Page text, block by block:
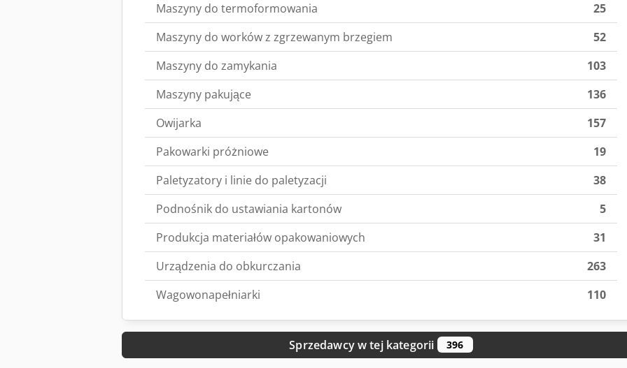
Maszyny do termoformowania
25
Maszyny do worków z zgrzewanym brzegiem
52
Maszyny do zamykania
103
Maszyny pakujące
136
Owijarka
157
Pakowarki próżniowe
19
Paletyzatory i linie do paletyzacji
38
Podnośnik do ustawiania kartonów
5
Produkcja materiałów opakowaniowych
31
Urządzenia do obkurczania
263
Wagowonapełniarki
110
Sprzedawcy w tej kategorii 396